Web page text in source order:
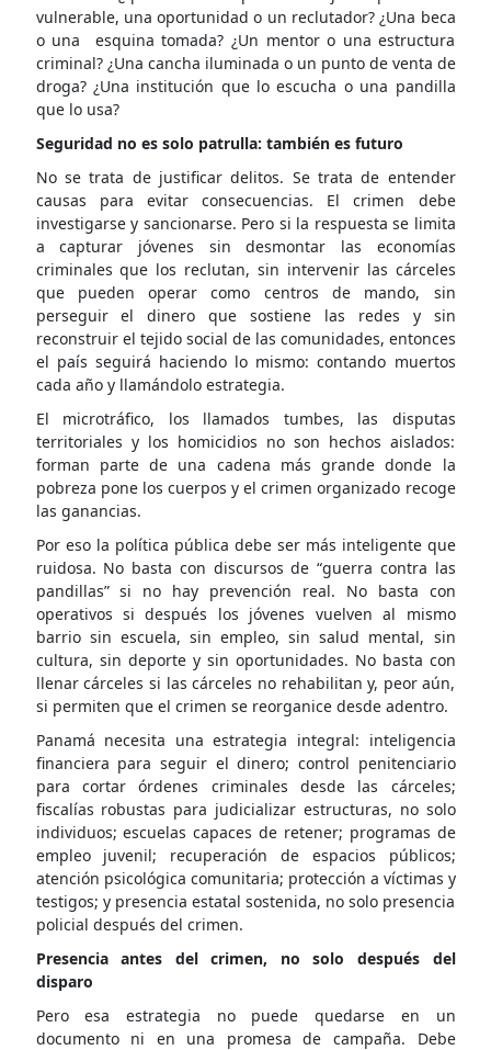
vulnerable, una oportunidad o un reclutador? ¿Una beca
o una esquina tomada? ¿Un mentor o una estructura
criminal? ¿Una cancha iluminada o un punto de venta de
droga? ¿Una institución que lo escucha o una pandilla
que lo usa?
Seguridad no es solo patrulla: también es futuro
No se trata de justificar delitos. Se trata de entender
causas para evitar consecuencias. El crimen debe
investigarse y sancionarse. Pero si la respuesta se limita
a capturar jóvenes sin desmontar las economías
criminales que los reclutan, sin intervenir las cárceles
que pueden operar como centros de mando, sin
perseguir el dinero que sostiene las redes y sin
reconstruir el tejido social de las comunidades, entonces
el país seguirá haciendo lo mismo: contando muertos
cada año y llamándolo estrategia.
El microtráfico, los llamados tumbes, las disputas
territoriales y los homicidios no son hechos aislados:
forman parte de una cadena más grande donde la
pobreza pone los cuerpos y el crimen organizado recoge
las ganancias.
Por eso la política pública debe ser más inteligente que
ruidosa. No basta con discursos de “guerra contra las
pandillas” si no hay prevención real. No basta con
operativos si después los jóvenes vuelven al mismo
barrio sin escuela, sin empleo, sin salud mental, sin
cultura, sin deporte y sin oportunidades. No basta con
llenar cárceles si las cárceles no rehabilitan y, peor aún,
si permiten que el crimen se reorganice desde adentro.
Panamá necesita una estrategia integral: inteligencia
financiera para seguir el dinero; control penitenciario
para cortar órdenes criminales desde las cárceles;
fiscalías robustas para judicializar estructuras, no solo
individuos; escuelas capaces de retener; programas de
empleo juvenil; recuperación de espacios públicos;
atención psicológica comunitaria; protección a víctimas y
testigos; y presencia estatal sostenida, no solo presencia
policial después del crimen.
Presencia antes del crimen, no solo después del
disparo
Pero esa estrategia no puede quedarse en un
documento ni en una promesa de campaña. Debe